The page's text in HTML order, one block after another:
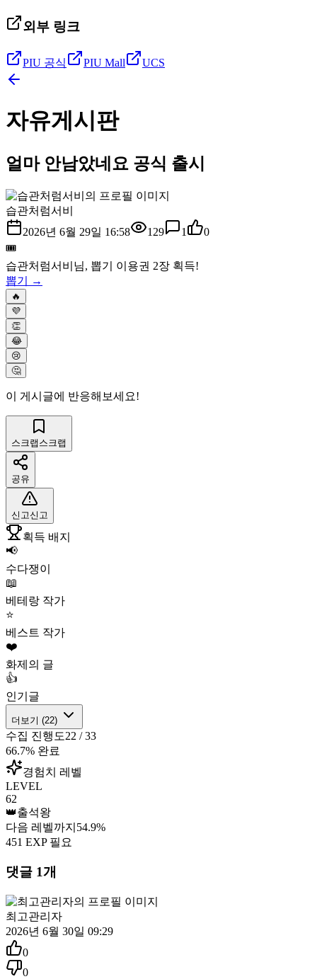
외부 링크
PIU 공식 PIU Mall UCS
자유게시판
얼마 안남았네요 공식 출시
습관처럼서비
2026년 6월 29일 16:58
129 1
0
🎟️
습관처럼서비 님, 뽑기 이용권 2장 획득!
뽑기 →
🔥
💜
👏
😂
😢
🤔
이 게시글에 반응해보세요!
스크랩 스크랩
공유
신고신고
획득 배지
📢
수다쟁이
📖
베테랑 작가
⭐
베스트 작가
❤️
화제의 글
👍
인기글
더보기 (22)
수집 진행도22 /33
66.7% 완료
경험치 레벨
LEVEL
62
👑출석왕
다음 레벨까지 54.9%
451 EXP 필요
댓글 1개
최고관리자
2026년 6월 30일 09:29
0
0